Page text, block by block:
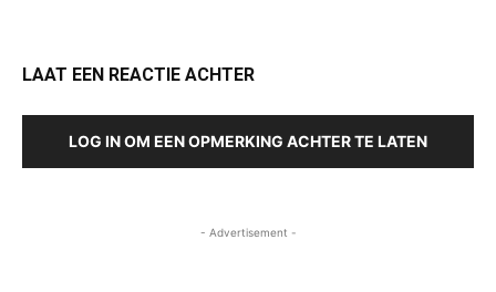
LAAT EEN REACTIE ACHTER
LOG IN OM EEN OPMERKING ACHTER TE LATEN
- Advertisement -